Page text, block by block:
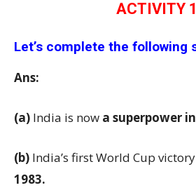
ACTIVITY 1
Let’s complete the following
Ans:
(a) India is now a superpower
(b) India’s first World Cup
1983.